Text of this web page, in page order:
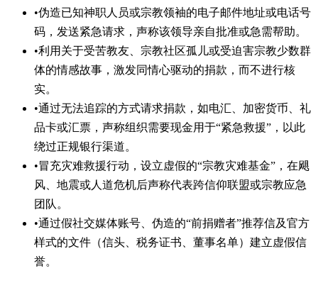
•伪造已知神职人员或宗教领袖的电子邮件地址或电话号
码，发送紧急请求，声称该领导亲自批准或急需帮助。
•利用关于受苦教友、宗教社区孤儿或受迫害宗教少数群
体的情感故事，激发同情心驱动的捐款，而不进行核
实。
•通过无法追踪的方式请求捐款，如电汇、加密货币、礼
品卡或汇票，声称组织需要现金用于“紧急救援”，以此
绕过正规银行渠道。
•冒充灾难救援行动，设立虚假的“宗教灾难基金”，在飓
风、地震或人道危机后声称代表跨信仰联盟或宗教应急
团队。
•通过假社交媒体账号、伪造的“前捐赠者”推荐信及官方
样式的文件（信头、税务证书、董事名单）建立虚假信
誉。